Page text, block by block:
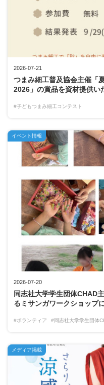
2026-07-21
つまみ細工普及協会主催「
2026」の賞品を資材提供い
#子どもつまみ細工コンテスト
2026-07-20
同志社大学学生団体CHAD
るミサンガワークショップ
#ボランティア #同志社大学学生団体
イベント情報
メディア掲載